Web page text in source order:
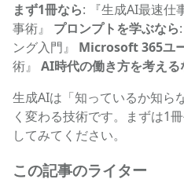
まず1冊なら: 『生成AI最速仕
事術』 プロンプトを学ぶなら
ング入門』 Microsoft 365ユ
術』 AI時代の働き方を考える
生成AIは「知っているか知ら
く変わる技術です。まずは1
してみてください。
この記事のライター